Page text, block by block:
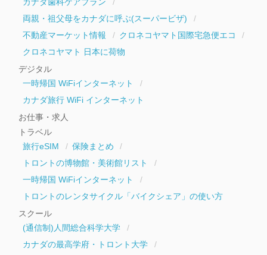
両親・祖父母をカナダに呼ぶ(スーパービザ)
不動産マーケット情報
クロネコヤマト国際宅急便エコ
クロネコヤマト 日本に荷物
デジタル
一時帰国 WiFiインターネット
カナダ旅行 WiFi インターネット
お仕事・求人
トラベル
旅行eSIM
保険まとめ
トロントの博物館・美術館リスト
一時帰国 WiFiインターネット
トロントのレンタサイクル「バイクシェア」の使い方
スクール
(通信制)人間総合科学大学
カナダの最高学府・トロント大学